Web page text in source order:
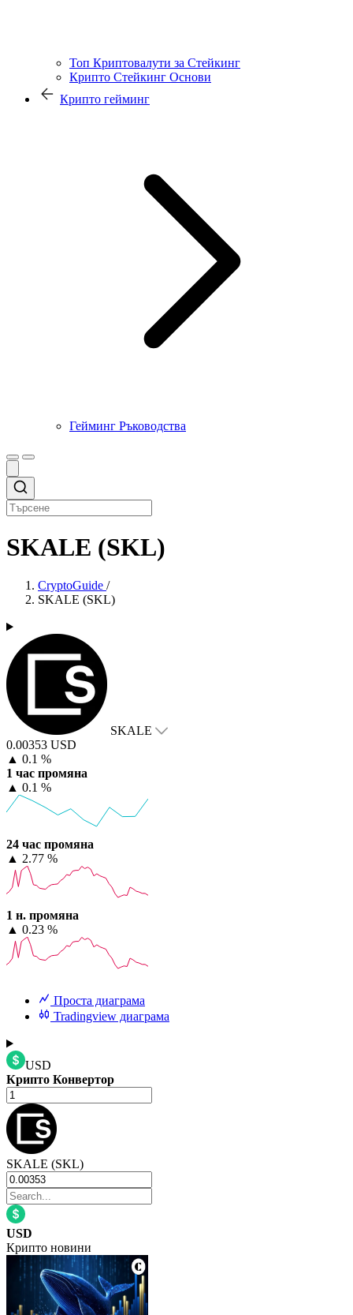
Топ Криптовалути за Стейкинг
Крипто Стейкинг Основи
Крипто гейминг
Гейминг Ръководства
SKALE (SKL)
CryptoGuide /
SKALE (SKL)
SKALE
0.00353 USD
▲ 0.1 %
1 час промяна
▲ 0.1 %
24 час промяна
▲ 2.77 %
1 н. промяна
▲ 0.23 %
Проста диаграма
Tradingview диаграма
USD
Крипто Конвертор
SKALE (SKL)
USD
Крипто новини